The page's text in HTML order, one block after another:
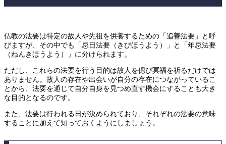
仏教の法要は特定の故人や先祖を供養するための「追善法要」と呼
びますが、その中でも「忌日法要（きびほうよう）」と「年忌法要
（ねんきほうよう）」に分けられます。
ただし、これらの法要を行う目的は故人を偲び冥福を祈るだけでは
ありません。故人の存在や出会いが自分の存在につながっているこ
とから、法要を通じて自分自身を見つめ直す機会にすることも大き
な目的となるのです。
また、法要は行われる日が決められており、それぞれの法要の意味
することに加えて知っておくようにしましょう。